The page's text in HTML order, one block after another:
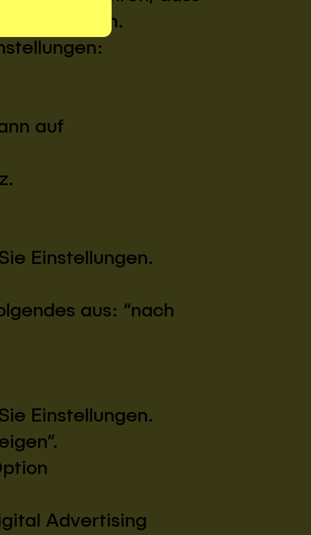
auf
Einstellungen.
aus: “nach
Einstellungen.
Advertising